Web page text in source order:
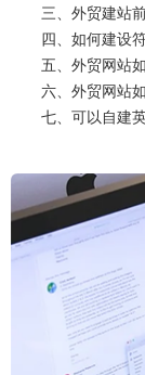
三、外贸建站前
四、如何建设符
五、外贸网站如
六、外贸网站如
七、可以自建英